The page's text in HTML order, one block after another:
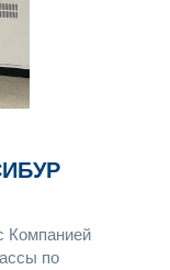
Компанией
по